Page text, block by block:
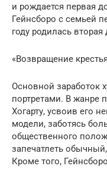
и рождается первая
Гейнсборо с семьей
году родилась
«Возвращение
Основной заработок
портретами. В жанре
Хогарту, усвоив его
модели, заботясь
общественного
запечатлеть
Кроме того,